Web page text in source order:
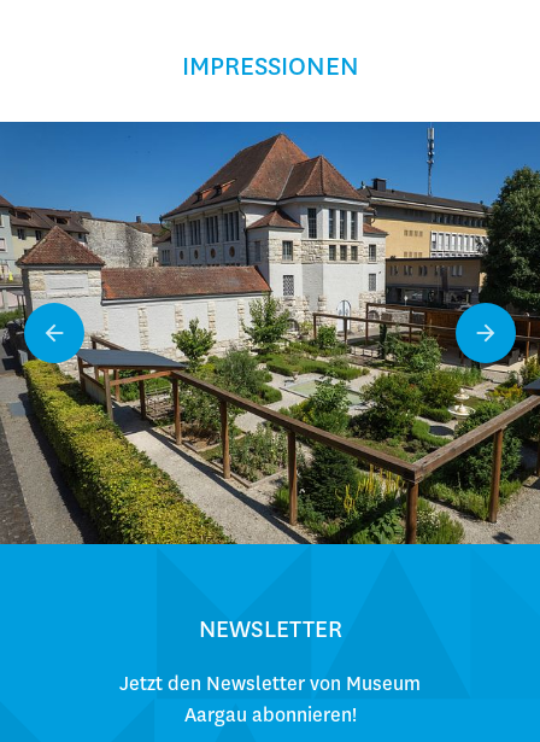
IMPRESSIONEN
NEWSLETTER
Jetzt den Newsletter von Museum
Aargau abonnieren!